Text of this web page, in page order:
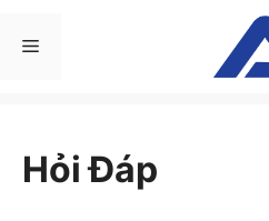
đến Menu
Hỏi Đáp